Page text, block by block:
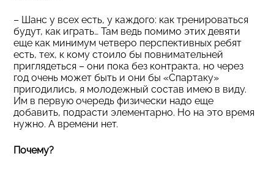
– Шанс у всех есть, у каждого: как тренироваться
будут, как играть… Там ведь помимо этих девяти
еще как минимум четверо перспективных ребят
есть, тех, к кому стоило бы повнимательней
приглядеться – они пока без контракта, но через
год очень может быть и они бы «Спартаку»
пригодились, я молодежный состав имею в виду.
Им в первую очередь физически надо еще
добавить, подрасти элементарно. Но на это время
нужно. А времени нет.
Почему?